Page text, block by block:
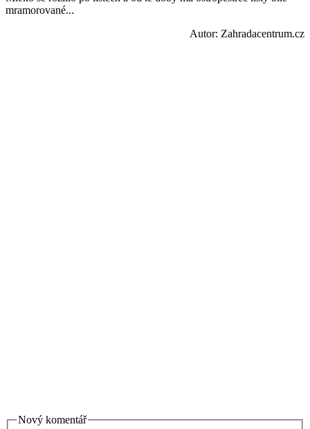
mramorované...
Autor: Zahradacentrum.cz
Nový komentář